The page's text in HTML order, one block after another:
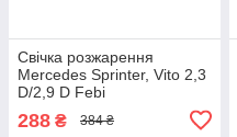
Свічка розжарення
Mercedes Sprinter, Vito 2,3
D/2,9 D Febi
288 ₴ 384 ₴